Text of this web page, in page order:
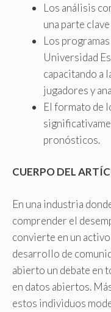
Los análisis
una parte
Los
Universidad
capacitando a
jugadores y
El formato de
pronósticos.
CUERPO DEL
En una industria
comprender el
convierte en un
desarrollo de
abierto un debate en
en datos abiertos.
estos individuos